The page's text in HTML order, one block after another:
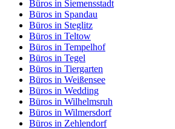
Büros in Siemensstadt
Büros in Spandau
Büros in Steglitz
Büros in Teltow
Büros in Tempelhof
Büros in Tegel
Büros in Tiergarten
Büros in Weißensee
Büros in Wedding
Büros in Wilhelmsruh
Büros in Wilmersdorf
Büros in Zehlendorf